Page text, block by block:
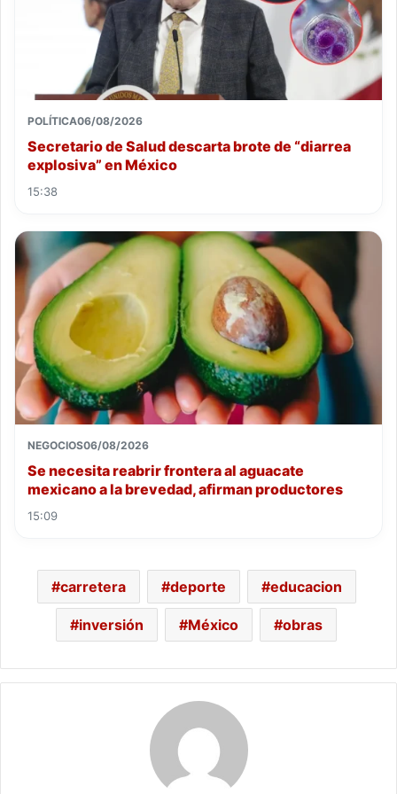
POLÍTICA06/08/2026
Secretario de Salud descarta brote de “diarrea
explosiva” en México
15:38
NEGOCIOS06/08/2026
Se necesita reabrir frontera al aguacate
mexicano a la brevedad, afirman productores
15:09
carretera deporte educacion
inversión México obras